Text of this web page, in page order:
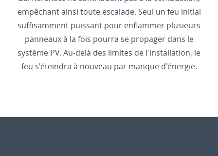
empêchant ainsi toute escalade. Seul un feu initial
suffisamment puissant pour enflammer plusieurs
panneaux à la fois pourra se propager dans le
système PV. Au-delà des limites de l'installation, le
feu s'éteindra à nouveau par manque d'énergie.